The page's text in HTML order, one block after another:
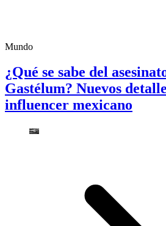
Mundo
¿Qué se sabe del
Gastélum? Nuevos
influencer mexicano